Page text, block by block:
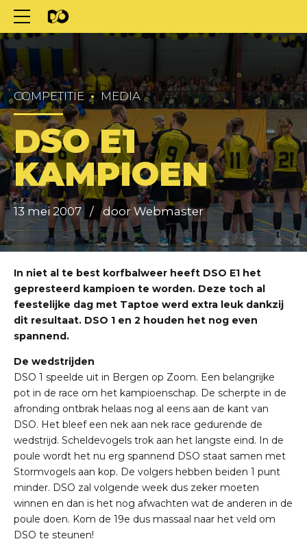
COMPETITIE MEDIA
DSO E1
KAMPIOEN
13 mei 2007 door Webmaster
In niet al te best korfbalweer heeft DSO E1 het
gepresteerd kampioen te worden. Deze toch al
feestelijke dag met Taptoe werd extra leuk dankzij
dit resultaat. DSO 1 en 2 houden het nog even
spannend.
De wedstrijden
DSO 1 speelde uit in Bergen op Zoom. Een belangrijke
pot in de race om het kampioenschap. De scherpte in de
afronding ontbrak helaas nog al eens aan de kant van
DSO. Het bleef een nek aan nek race gedurende de
wedstrijd. Scheldevogels trok aan het langste eind. In de
poule wordt het nu erg spannend DSO staat samen met
Stormvogels aan kop. De volgers hebben beiden 1 punt
minder. DSO zal volgende week dus zeker moeten
winnen en dan is het nog afwachten wat de anderen in de
poule doen. Kom de 19e dus massaal naar het veld om
DSO te steunen!